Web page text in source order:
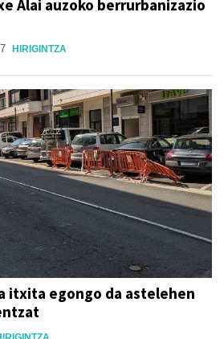
Alai auzoko berrurbanizazio
HIRIGINTZA
itxita egongo da astelehen